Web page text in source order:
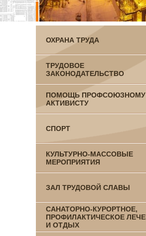
ОХРАНА ТРУДА
ТРУДОВОЕ
ЗАКОНОДАТЕЛЬСТВО
ПОМОЩЬ ПРОФСОЮЗНОМУ
АКТИВИСТУ
СПОРТ
КУЛЬТУРНО-МАССОВЫЕ
МЕРОПРИЯТИЯ
ЗАЛ ТРУДОВОЙ СЛАВЫ
САНАТОРНО-КУРОРТНОЕ,
ПРОФИЛАКТИЧЕСКОЕ
И ОТДЫХ